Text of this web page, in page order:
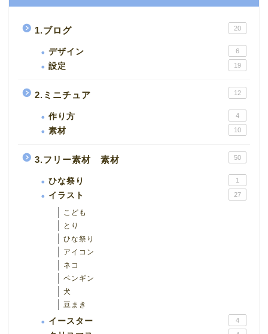
1.ブログ 20
デザイン 6
設定 19
2.ミニチュア 12
作り方 4
素材 10
3.フリー素材 素材 50
ひな祭り 1
イラスト 27
こども
とり
ひな祭り
アイコン
ネコ
ペンギン
犬
豆まき
イースター 4